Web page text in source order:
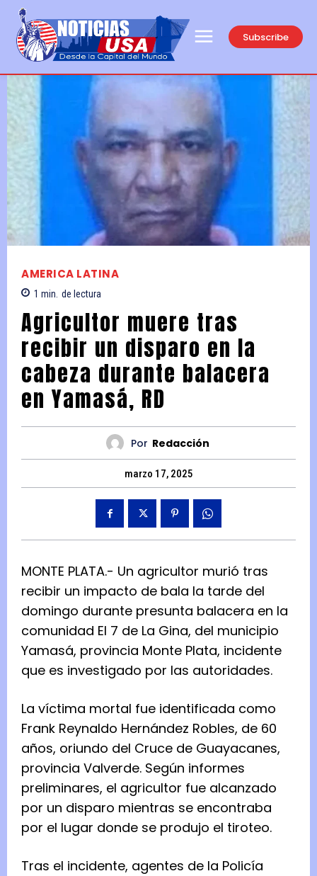
Subscribe
AMERICA LATINA
1 min. de lectura
Agricultor muere tras
recibir un disparo en la
cabeza durante balacera
en Yamasá, RD
Por Redacción
marzo 17, 2025
MONTE PLATA.- Un agricultor murió tras
recibir un impacto de bala la tarde del
domingo durante presunta balacera en la
comunidad El 7 de La Gina, del municipio
Yamasá, provincia Monte Plata, incidente
que es investigado por las autoridades.
La víctima mortal fue identificada como
Frank Reynaldo Hernández Robles, de 60
años, oriundo del Cruce de Guayacanes,
provincia Valverde. Según informes
preliminares, el agricultor fue alcanzado
por un disparo mientras se encontraba
por el lugar donde se produjo el tiroteo.
Tras el incidente, agentes de la Policía